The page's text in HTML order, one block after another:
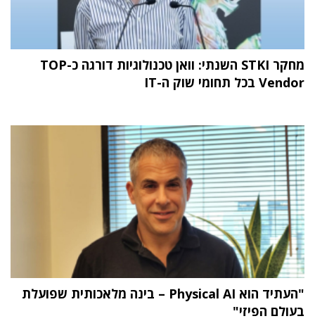
מחקר STKI השנתי: וואן טכנולוגיות דורגה כ-TOP
Vendor בכל תחומי שוק ה-IT
"העתיד הוא Physical AI – בינה מלאכותית שפועלת
בעולם הפיזי"